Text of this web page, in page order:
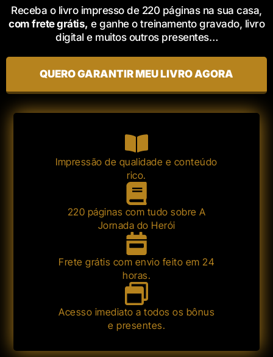
Receba o livro impresso de 220 páginas na sua casa,
com frete grátis, e ganhe o treinamento gravado, livro
digital e muitos outros presentes…
QUERO GARANTIR MEU LIVRO AGORA
Impressão de qualidade e conteúdo
rico.
220 páginas com tudo sobre A
Jornada do Herói
Frete grátis com envio feito em 24
horas.
Acesso imediato a todos os bônus
e presentes.